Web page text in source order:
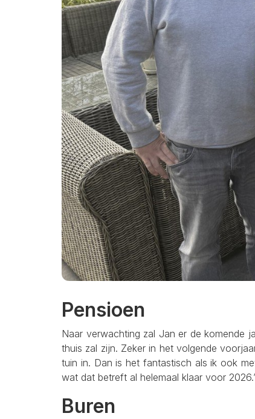
Pensioen
Naar verwachting zal Jan er de komende
thuis zal zijn. Zeker in het volgende
tuin in. Dan is het fantastisch als ik ook
wat dat betreft al helemaal klaar voor
Buren